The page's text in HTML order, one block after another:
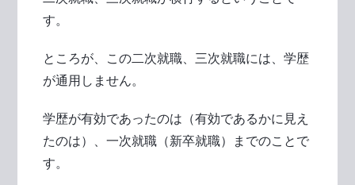
す。
ところが、この二次就職、三次就職には、学歴
が通用しません。
学歴が有効であったのは（有効であるかに見え
たのは）、一次就職（新卒就職）までのことで
す。